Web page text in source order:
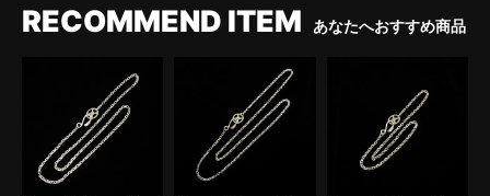
RECOMMEND ITEM あなたへおすすめ商品